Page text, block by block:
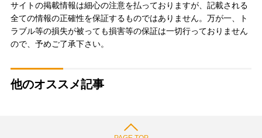
サイトの掲載情報は細心の注意を払っておりますが、記載される
全ての情報の正確性を保証するものではありません。万が一、ト
ラブル等の損失が被っても損害等の保証は一切行っておりません
ので、予めご了承下さい。
他のオススメ記事